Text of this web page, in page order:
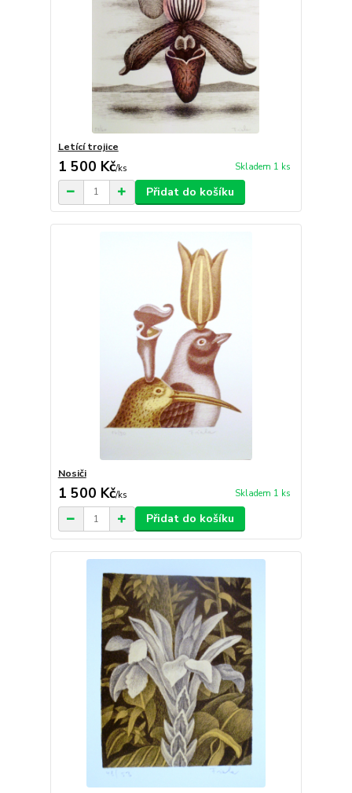
Letící trojice
1 500 Kč/ks Skladem 1 ks
Přidat do košíku
Nosiči
1 500 Kč/ks Skladem 1 ks
Přidat do košíku